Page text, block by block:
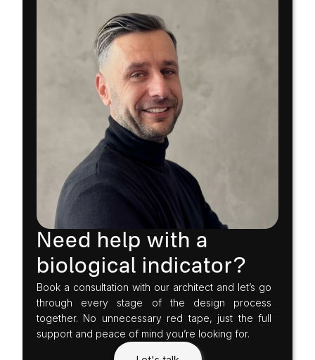
Need help with a
biological indicator?
Book a consultation with our architect and let’s go
through every stage of the design process
together. No unnecessary red tape, just the full
support and peace of mind you’re looking for.